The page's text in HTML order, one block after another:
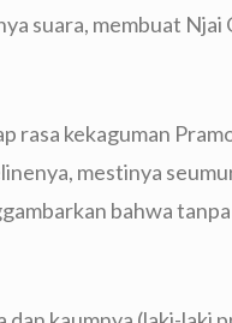
suara, membuat
rasa kekaguman
mestinya
bahwa